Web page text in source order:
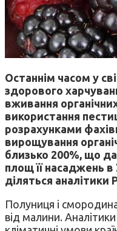
Останнім часом у
здорового
вживання
використання
розрахунками
вирощування
близько 200%, що
площ її насаджень
діляться аналітики
Полуниця і
від малини.